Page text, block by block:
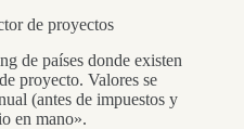
de proyectos
de países donde existen
proyecto. Valores se
(antes de impuestos y
en mano».